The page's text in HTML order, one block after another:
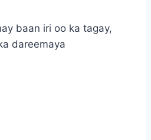
baan iri oo ka tagay,
dareemaya